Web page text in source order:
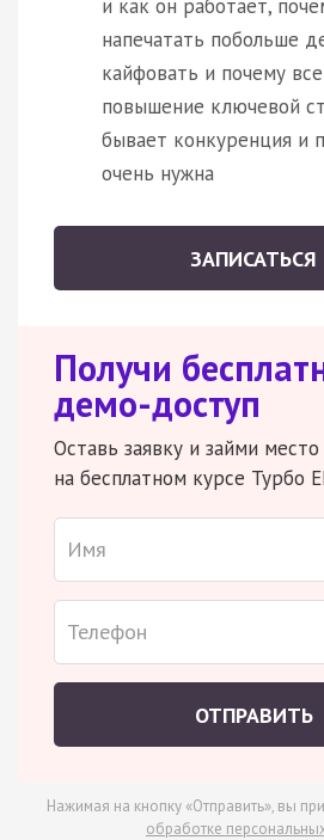
и как он работает,
напечатать побольше
кайфовать и почему
повышение ключевой
бывает конкуренция и
очень нужна
ЗАПИСАТЬСЯ
Получи
демо-доступ
Оставь заявку и займи место
на бесплатном курсе Турбо
ОТПРАВИТЬ
Нажимая на кнопку «Отправить», вы
обработке